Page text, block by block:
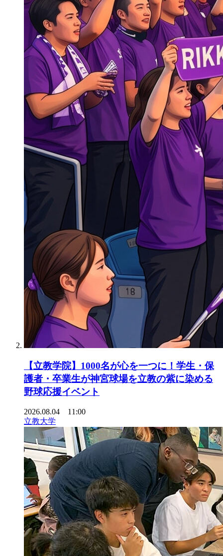
【立教学院】1000名が心を一つに！学生・保
護者・卒業生が神宮球場を立教の紫に染める
野球応援イベント
2026.08.04 11:00
立教大学